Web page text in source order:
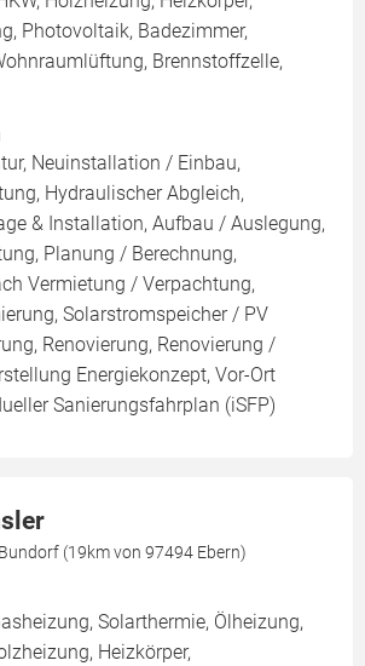
Photovoltaik, Badezimmer,
Brennstoffzelle,
Neuinstallation / Einbau,
Hydraulischer Abgleich,
& Installation, Aufbau / Auslegung,
Planung / Berechnung,
Vermietung / Verpachtung,
Solarstromspeicher / PV
Renovierung, Renovierung /
Energiekonzept, Vor-Ort
Sanierungsfahrplan (iSFP)
(19km von 97494 Ebern)
Solarthermie, Ölheizung,
Heizkörper,